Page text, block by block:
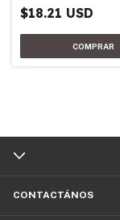
$18.21 USD
CONTACTÁNOS